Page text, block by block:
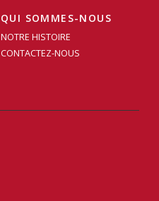
QUI SOMMES-NOUS
NOTRE HISTOIRE
CONTACTEZ-NOUS